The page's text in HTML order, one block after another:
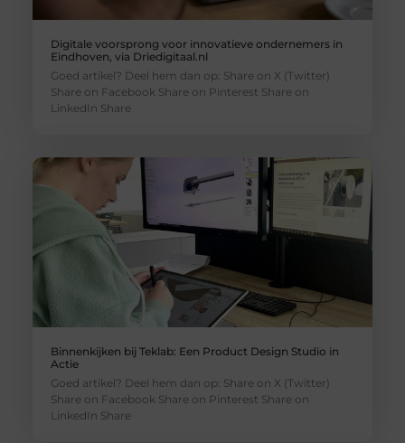
Digitale voorsprong voor innovatieve ondernemers in
Eindhoven, via Driedigitaal.nl
Goed artikel? Deel hem dan op: Share on X (Twitter)
Share on Facebook Share on Pinterest Share on
LinkedIn Share
Binnenkijken bij Teklab: Een Product Design Studio in
Actie
Goed artikel? Deel hem dan op: Share on X (Twitter)
Share on Facebook Share on Pinterest Share on
LinkedIn Share